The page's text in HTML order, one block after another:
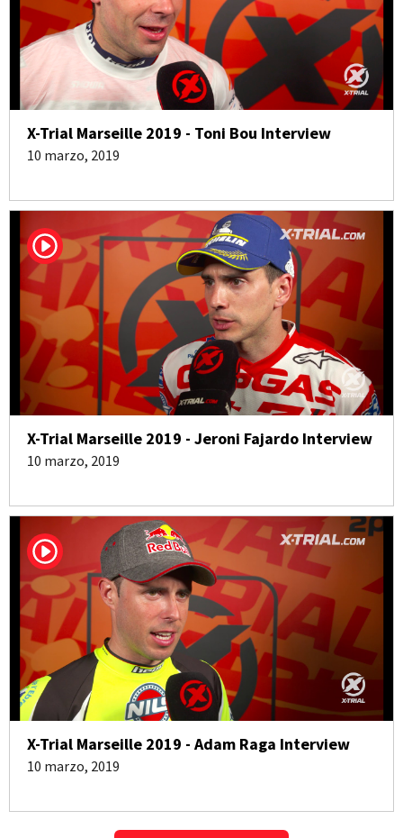
X-Trial Marseille 2019 - Toni Bou Interview
10 marzo, 2019
X-Trial Marseille 2019 - Jeroni Fajardo Interview
10 marzo, 2019
X-Trial Marseille 2019 - Adam Raga Interview
10 marzo, 2019